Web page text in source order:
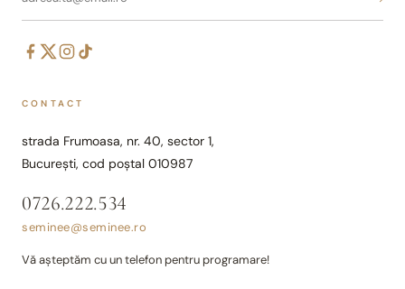
CONTACT
strada Frumoasa, nr. 40, sector 1,
București, cod poștal 010987
0726.222.534
seminee@seminee.ro
Vă așteptăm cu un telefon pentru programare!